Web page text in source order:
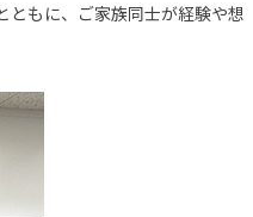
ともに、ご家族同士が経験や想